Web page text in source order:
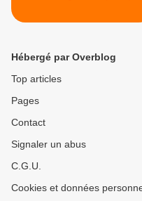
Hébergé par Overblog
Top articles
Pages
Contact
Signaler un abus
C.G.U.
Cookies et données